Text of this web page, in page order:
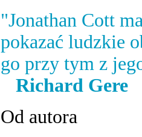
"Jonathan Cott
pokazać ludzkie
go przy tym z
Richard Gere
Od autora